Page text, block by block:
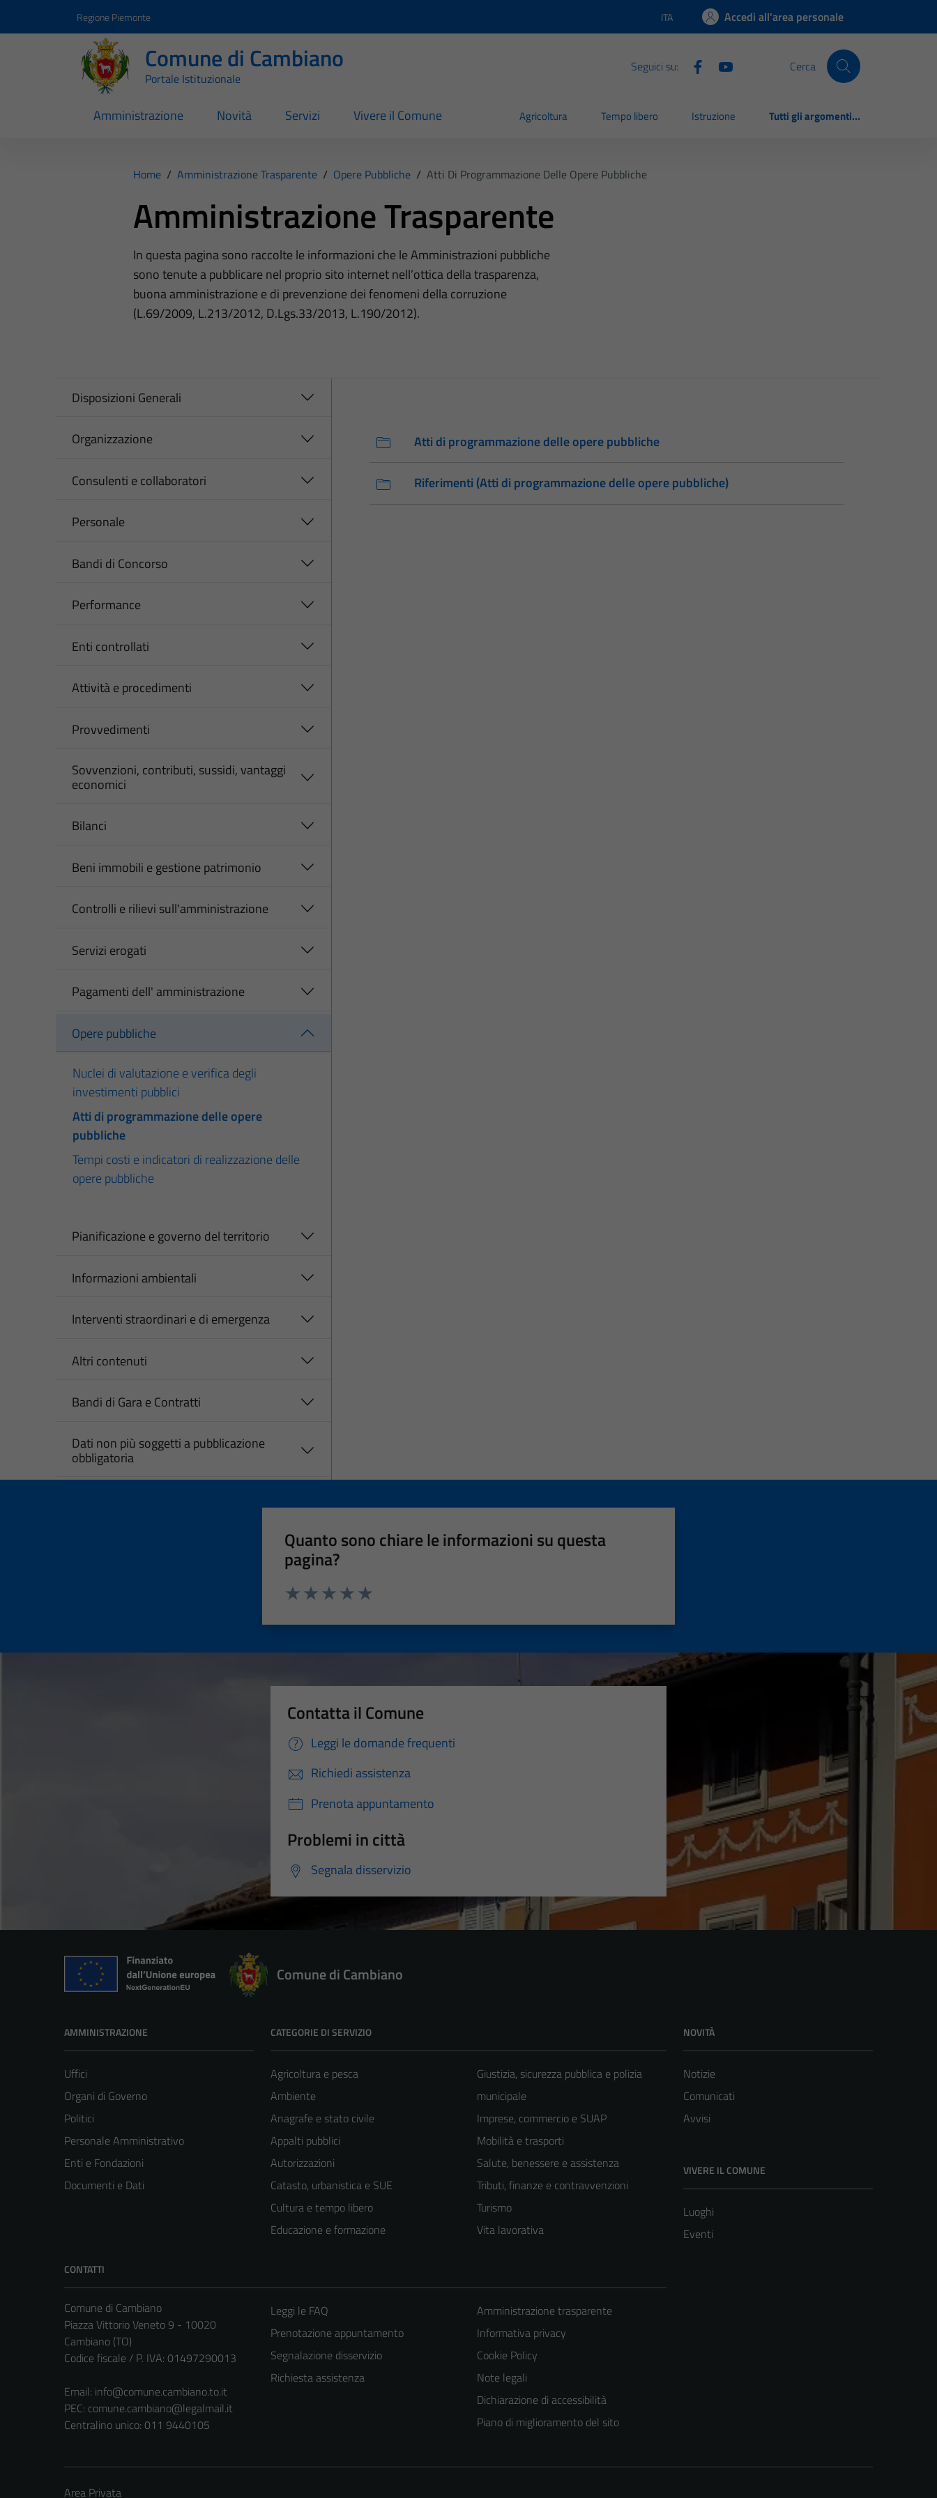
Regione Piemonte Lingua attiva:
ITA Accedi all'area personale
Comune di Cambiano
Portale Istituzionale
Seguici su: Cerca
Amministrazione Novità Servizi Vivere il Comune Agricoltura Tempo libero Istruzione Tutti gli argomenti...
Home / Amministrazione Trasparente / Opere Pubbliche / Atti Di Programmazione Delle Opere Pubbliche
Amministrazione Trasparente
In questa pagina sono raccolte le informazioni che le Amministrazioni pubbliche
sono tenute a pubblicare nel proprio sito internet nell’ottica della trasparenza,
buona amministrazione e di prevenzione dei fenomeni della corruzione
(L.69/2009, L.213/2012, D.Lgs.33/2013, L.190/2012).
Disposizioni Generali
Organizzazione
Consulenti e collaboratori
Personale
Bandi di Concorso
Performance
Enti controllati
Attività e procedimenti
Provvedimenti
Sovvenzioni, contributi, sussidi, vantaggi
economici
Bilanci
Beni immobili e gestione patrimonio
Controlli e rilievi sull'amministrazione
Servizi erogati
Pagamenti dell' amministrazione
Opere pubbliche
Nuclei di valutazione e verifica degli
investimenti pubblici
Atti di programmazione delle opere
pubbliche
Tempi costi e indicatori di realizzazione delle
opere pubbliche
Pianificazione e governo del territorio
Informazioni ambientali
Interventi straordinari e di emergenza
Altri contenuti
Bandi di Gara e Contratti
Dati non più soggetti a pubblicazione
obbligatoria
Atti di programmazione delle opere pubbliche
Riferimenti (Atti di programmazione delle opere pubbliche)
Quanto sono chiare le informazioni su questa
pagina?
Contatta il Comune
Leggi le domande frequenti
Richiedi assistenza
Prenota appuntamento
Problemi in città
Segnala disservizio
Comune di Cambiano
AMMINISTRAZIONE
Uffici
Organi di Governo
Politici
Personale Amministrativo
Enti e Fondazioni
Documenti e Dati
CATEGORIE DI SERVIZIO
Agricoltura e pesca
Ambiente
Anagrafe e stato civile
Appalti pubblici
Autorizzazioni
Catasto, urbanistica e SUE
Cultura e tempo libero
Educazione e formazione
Giustizia, sicurezza pubblica e polizia
municipale
Imprese, commercio e SUAP
Mobilità e trasporti
Salute, benessere e assistenza
Tributi, finanze e contravvenzioni
Turismo
Vita lavorativa
NOVITÀ
Notizie
Comunicati
Avvisi
VIVERE IL COMUNE
Luoghi
Eventi
CONTATTI
Comune di Cambiano
Piazza Vittorio Veneto 9 - 10020
Cambiano (TO)
Codice fiscale / P. IVA: 01497290013
Email: info@comune.cambiano.to.it
PEC: comune.cambiano@legalmail.it
Centralino unico: 011 9440105
Leggi le FAQ
Prenotazione appuntamento
Segnalazione disservizio
Richiesta assistenza
Amministrazione trasparente
Informativa privacy
Cookie Policy
Note legali
Dichiarazione di accessibilità
Piano di miglioramento del sito
Area Privata
Tecnici
Questi cookie
sono necessari
per il